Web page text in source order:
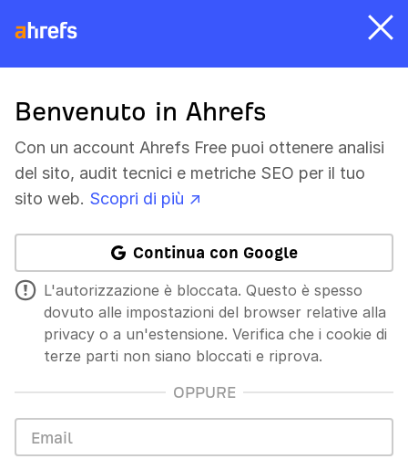
Benvenuto in Ahrefs
Con un account Ahrefs Free puoi ottenere analisi
del sito, audit tecnici e metriche SEO per il tuo
sito web. Scopri di più ↗
Continua con Google
L'autorizzazione è bloccata. Questo è spesso
dovuto alle impostazioni del browser relative alla
privacy o a un'estensione. Verifica che i cookie di
terze parti non siano bloccati e riprova.
OPPURE